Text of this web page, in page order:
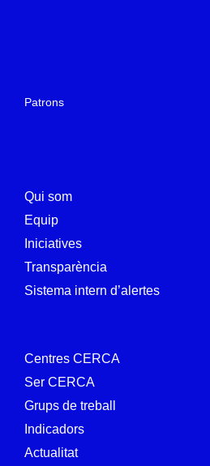
Patrons
Qui som
Equip
Iniciatives
Transparència
Sistema intern d’alertes
Centres CERCA
Ser CERCA
Grups de treball
Indicadors
Actualitat